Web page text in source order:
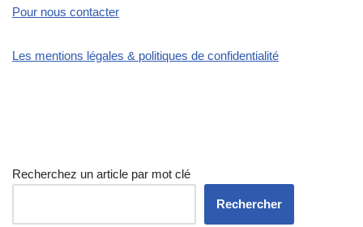
Pour nous contacter
Les mentions légales & politiques de confidentialité
Recherchez un article par mot clé
Rechercher